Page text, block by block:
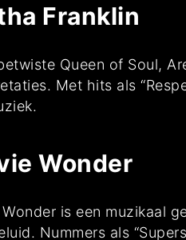
Franklin
Queen of Soul,
Met hits als
Wonder
Wonder is een muzikaal
Nummers als